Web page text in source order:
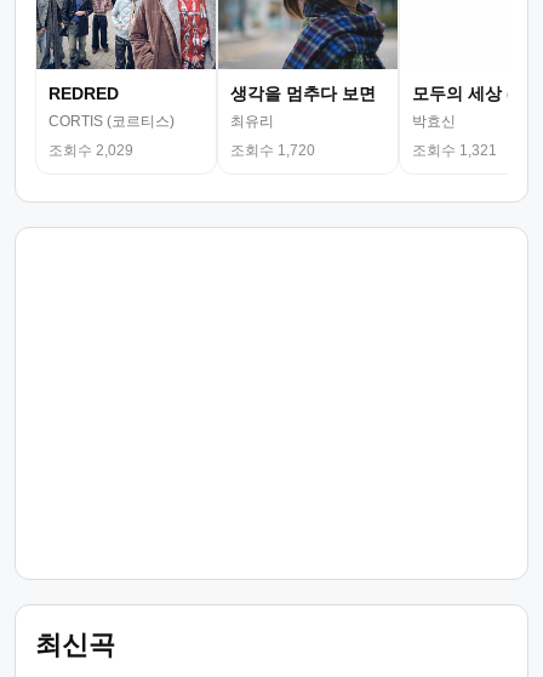
REDRED
CORTIS (코르티스)
조회수 2,029
생각을 멈추다 보면
최유리
조회수 1,720
모두의 세상 (뮤
박효신
조회수 1,321
최신곡